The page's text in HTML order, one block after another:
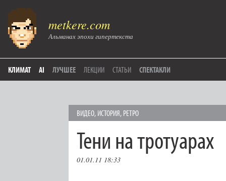
metkere.com
Альманах эпохи гипертекста
КЛИМАТ AI ЛУЧШЕЕ ЛЕКЦИИ СТАТЬИ СПЕКТАКЛИ
ВИДЕО, ИСТОРИЯ, РЕТРО
Тени на тротуарах
01.01.11 18:33